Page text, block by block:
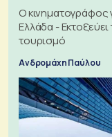
Ο κινηματογράφος
Ελλάδα - Εκτοξεύει
τουρισμό
Ανδρομάχη Παύλου